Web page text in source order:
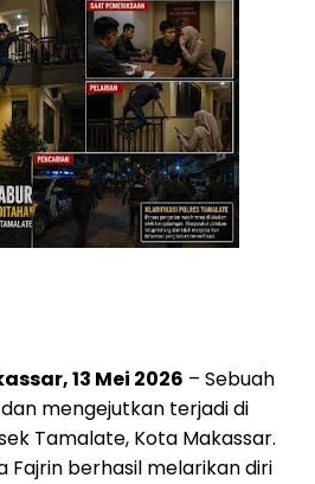
13 Mei 2026 – Sebuah
mengejutkan terjadi di
Tamalate, Kota Makassar.
Fajrin berhasil melarikan diri